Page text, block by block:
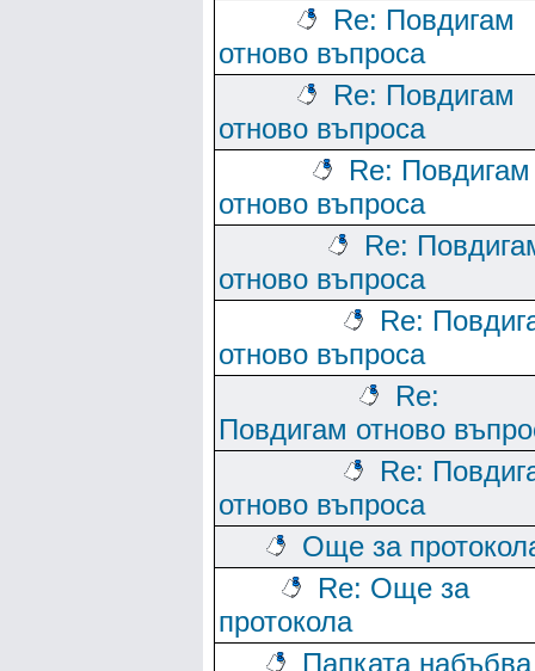
Re: Повдигам
отново въпроса
Re: Повдигам
отново въпроса
Re: Повдигам
отново въпроса
Re:
отново въпроса
Re:
отново въпроса
Re:
Повдигам отново
Re:
отново въпроса
Още за
Re: Още за
протокола
Папката набъбва